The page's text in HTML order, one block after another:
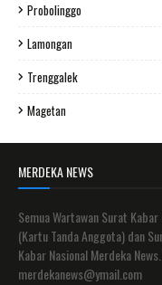
Probolinggo
Lamongan
Trenggalek
Magetan
MERDEKA NEWS
Semua Wartawan Surat
(Kartu Tanda Anggota) dan
Kabar Nasional Merdeka
merdekanews@ymail.com